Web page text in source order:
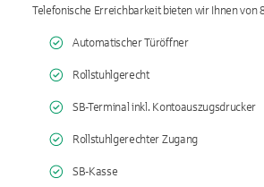
Telefonische Erreichbarkeit bieten wir Ihnen von
Automatischer Türöffner
Rollstuhlgerecht
SB-Terminal inkl. Kontoauszugsdrucker
Rollstuhlgerechter Zugang
SB-Kasse